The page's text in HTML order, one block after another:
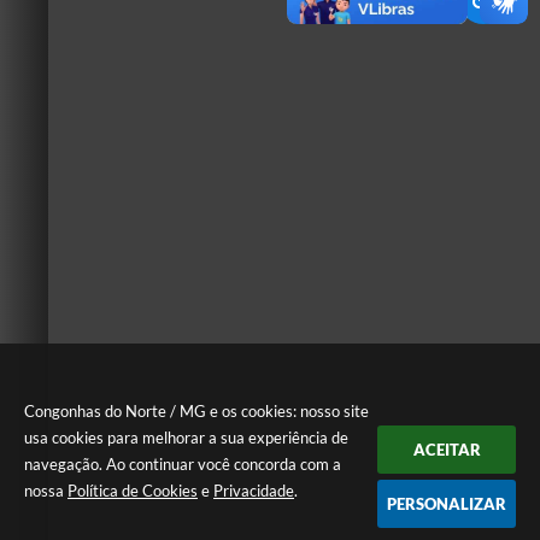
Congonhas do Norte / MG e os cookies: nosso site
usa cookies para melhorar a sua experiência de
navegação. Ao continuar você concorda com a
nossa Política de Cookies e Privacidade.
ACEITAR
PERSONALIZAR